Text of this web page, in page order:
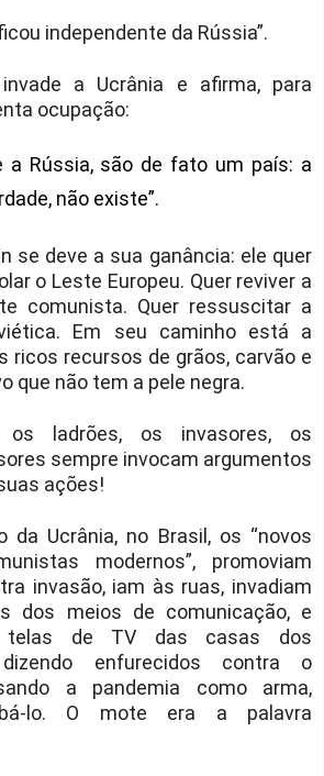
independente da Rússia”.
a Ucrânia e afirma, para
ocupação:
a Rússia, são de fato um país: a
não existe”.
se deve a sua ganância: ele quer
o Leste Europeu. Quer reviver a
comunista. Quer ressuscitar a
Em seu caminho está a
ricos recursos de grãos, carvão e
que não tem a pele negra.
os ladrões, os invasores, os
sempre invocam argumentos
ações!
da Ucrânia, no Brasil, os “novos
modernos”, promoviam
invasão, iam às ruas, invadiam
dos meios de comunicação, e
telas de TV das casas dos
enfurecidos contra o
a pandemia como arma,
lo. O mote era a palavra